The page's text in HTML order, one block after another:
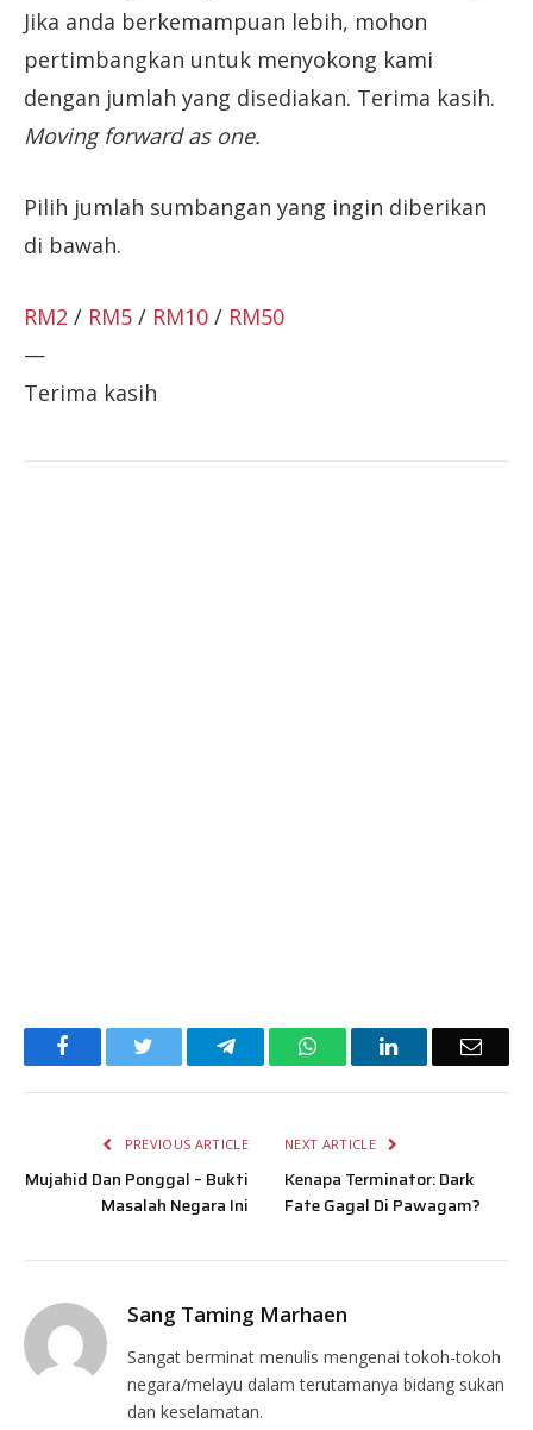
Jika anda berkemampuan lebih, mohon
pertimbangkan untuk menyokong kami
dengan jumlah yang disediakan. Terima kasih.
Moving forward as one.
Pilih jumlah sumbangan yang ingin diberikan
di bawah.
RM2 / RM5 / RM10 / RM50
—
Terima kasih
Facebook TelegramWhatsAppLinkedIn Email
PREVIOUS ARTICLE
Mujahid Dan Ponggal – Bukti
Masalah Negara Ini
NEXT ARTICLE
Kenapa Terminator: Dark
Fate Gagal Di Pawagam?
Sang Taming Marhaen
Sangat berminat menulis mengenai tokoh-tokoh
negara/melayu dalam terutamanya bidang sukan
dan keselamatan.